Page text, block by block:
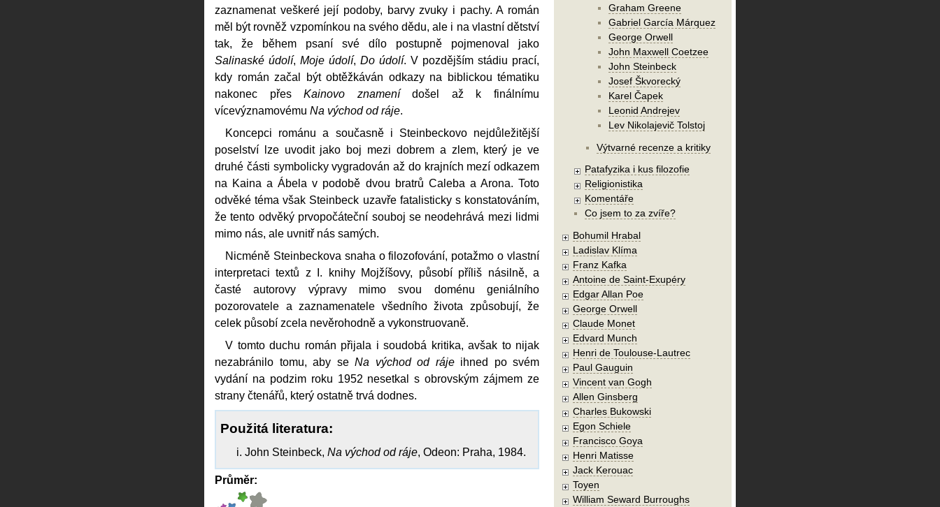
zaznamenat veškeré její podoby, barvy zvuky i pachy. A román
měl být rovněž vzpomínkou na svého dědu, ale i na vlastní dětství
tak, že během psaní své dílo postupně pojmenoval jako
Salinaské údolí, Moje údolí, Do údolí. V pozdějším stádiu prací,
kdy román začal být obtěžkáván odkazy na biblickou tématiku
nakonec přesKainovo znamenídošel až k finálnímu
vícevýznamovému Na východ od ráje.
Koncepci románu a současně i Steinbeckovo nejdůležitější
poselství lze uvodit jako boj mezi dobrem a zlem, který je ve
druhé části symbolicky vygradován až do krajních mezí odkazem
na Kaina a Ábela v podobě dvou bratrů Caleba a Arona. Toto
odvěké téma však Steinbeck uzavře fatalisticky s konstatováním,
že tento odvěký prvopočáteční souboj se neodehrává mezi lidmi
mimo nás, ale uvnitř nás samých.
Nicméně Steinbeckova snaha o filozofování, potažmo o vlastní
interpretaci textů z I. knihy Mojžíšovy, působí příliš násilně, a
časté autorovy výpravy mimo svou doménu geniálního
pozorovatele a zaznamenatele všedního života způsobují, že
celek působí zcela nevěrohodně a vykonstruovaně.
V tomto duchu román přijala i soudobá kritika, avšak to nijak
nezabránilo tomu, aby se Na východ od rájeihned po svém
vydání na podzim roku 1952 nesetkal s obrovským zájmem ze
strany čtenářů, který ostatně trvá dodnes.
Použitá literatura:
John Steinbeck, Na východ od ráje, Odeon: Praha, 1984.
Průměr:
Graham Greene
Gabriel García Márquez
George Orwell
John Maxwell Coetzee
John Steinbeck
Josef Škvorecký
Karel Čapek
Leonid Andrejev
Lev Nikolajevič Tolstoj
Výtvarné recenze a kritiky
Patafyzika i kus filozofie
Religionistika
Komentáře
Co jsem to za zvíře?
Bohumil Hrabal
Ladislav Klíma
Franz Kafka
Antoine de Saint-Exupéry
Edgar Allan Poe
George Orwell
Claude Monet
Edvard Munch
Henri de Toulouse-Lautrec
Paul Gauguin
Vincent van Gogh
Allen Ginsberg
Charles Bukowski
Egon Schiele
Francisco Goya
Henri Matisse
Jack Kerouac
Toyen
William Seward Burroughs